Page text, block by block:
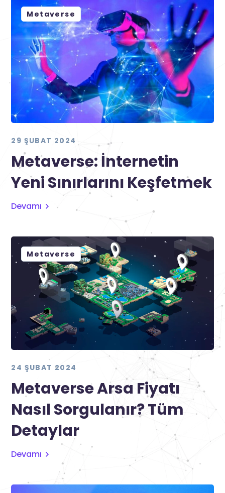
Metaverse
29 ŞUBAT 2024
Metaverse: İnternetin
Yeni Sınırlarını Keşfetmek
Devamı
Metaverse
24 ŞUBAT 2024
Metaverse Arsa Fiyatı
Nasıl Sorgulanır? Tüm
Detaylar
Devamı